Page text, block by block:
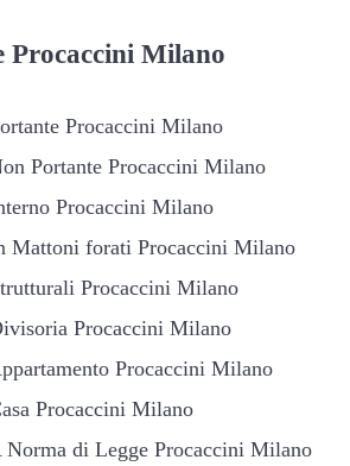
Procaccini Milano
Procaccini Milano
Portante Procaccini Milano
Procaccini Milano
Mattoni forati Procaccini Milano
Procaccini Milano
Procaccini Milano
Procaccini Milano
Procaccini Milano
Norma di Legge Procaccini Milano